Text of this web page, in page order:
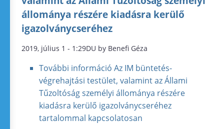
állománya részére kiadásra kerülő
igazolványcseréhez
2019, július 1 - 1:29DU by Benefi Géza
További információ Az IM büntetés-
végrehajtási testület, valamint az Állami
Tűzoltóság személyi állománya részére
kiadásra kerülő igazolványcseréhez
tartalommal kapcsolatosan